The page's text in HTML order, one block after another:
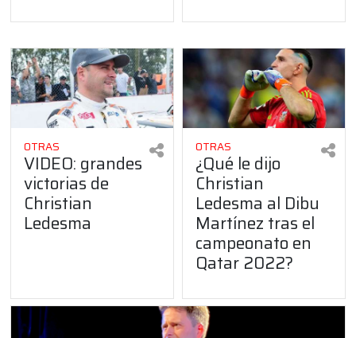
OTRAS
VIDEO: grandes
victorias de
Christian
Ledesma
OTRAS
¿Qué le dijo
Christian
Ledesma al Dibu
Martínez tras el
campeonato en
Qatar 2022?